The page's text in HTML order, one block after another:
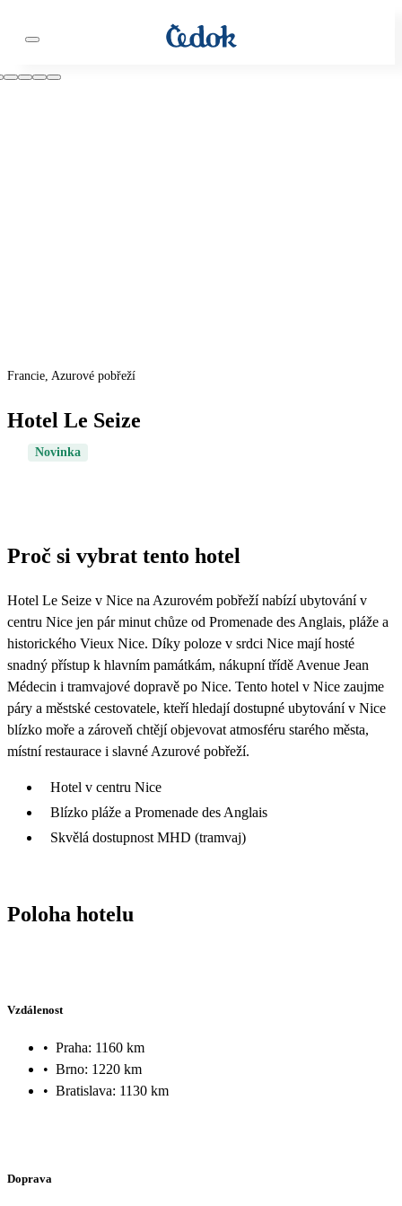
Francie, Azurové pobřeží
Hotel Le Seize
Novinka
Proč si vybrat tento hotel
Hotel Le Seize v Nice na Azurovém pobřeží nabízí ubytování v
centru Nice jen pár minut chůze od Promenade des Anglais, pláže a
historického Vieux Nice. Díky poloze v srdci Nice mají hosté
snadný přístup k hlavním památkám, nákupní třídě Avenue Jean
Médecin i tramvajové dopravě po Nice. Tento hotel v Nice zaujme
páry a městské cestovatele, kteří hledají dostupné ubytování v Nice
blízko moře a zároveň chtějí objevovat atmosféru starého města,
místní restaurace i slavné Azurové pobřeží.
Hotel v centru Nice
Blízko pláže a Promenade des Anglais
Skvělá dostupnost MHD (tramvaj)
Poloha hotelu
Vzdálenost
• Praha: 1160 km
• Brno: 1220 km
• Bratislava: 1130 km
Doprava